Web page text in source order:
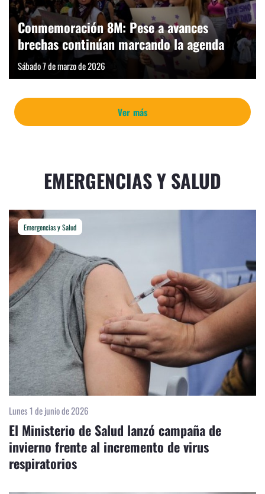
Ver más
Conmemoración 8M: Pese a avances
brechas continúan marcando la agenda
Sábado 7 de marzo de 2026
EMERGENCIAS Y SALUD
Emergencias y Salud
Lunes 1 de junio de 2026
El Ministerio de Salud lanzó campaña de
invierno frente al incremento de virus
respiratorios